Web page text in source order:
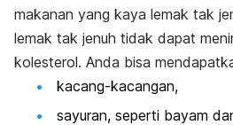
makanan yang kaya lemak tak
lemak tak jenuh tidak dapat
kolesterol. Anda bisa
kacang-kacangan,
sayuran, seperti bayam